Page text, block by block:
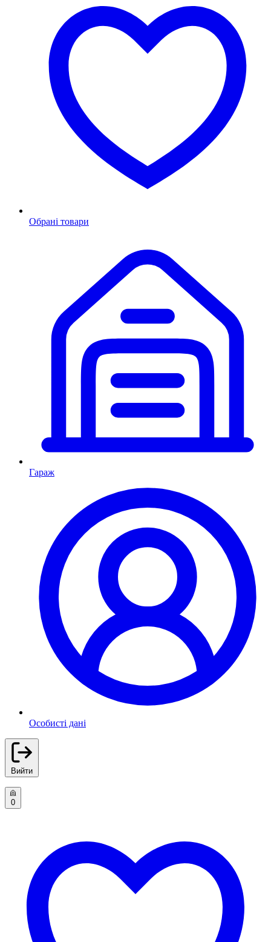
Обрані товари
Гараж
Особисті дані
Вийти
0